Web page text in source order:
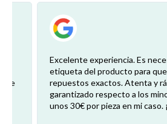
Excelente experiencia. Es necesario
etiqueta del producto para que el
repuestos exactos. Atenta y rápida
garantizado respecto a los
unos 30€ por pieza en mi caso.